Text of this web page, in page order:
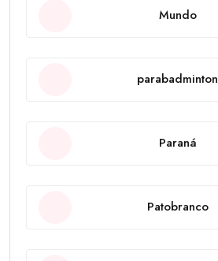
Mundo
parabadminton
Paraná
Patobranco